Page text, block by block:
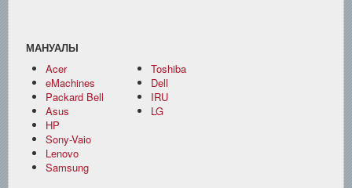
МАНУАЛЫ
Acer
eMachines
Packard Bell
Asus
HP
Sony-Vaio
Lenovo
Samsung
Toshiba
Dell
IRU
LG